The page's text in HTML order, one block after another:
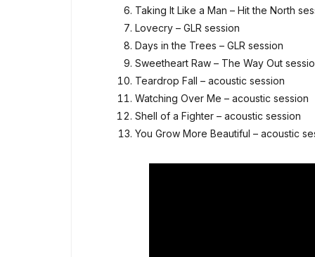
Taking It Like a Man – Hit the North
Lovecry – GLR session
Days in the Trees – GLR session
Sweetheart Raw – The Way Out
Teardrop Fall – acoustic session
Watching Over Me – acoustic session
Shell of a Fighter – acoustic session
You Grow More Beautiful – acoustic